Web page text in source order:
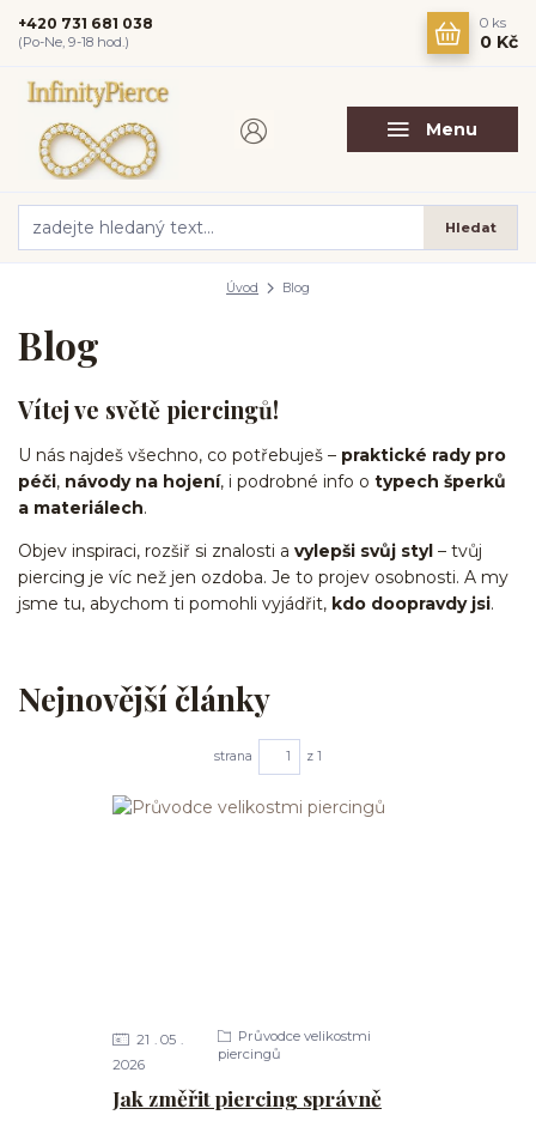
Menu
Hledat
+420 731 681 038
(Po-Ne, 9-18 hod.)
0 ks
0 Kč
Úvod Blog
Blog
Vítej ve světě piercingů!
U nás najdeš všechno, co potřebuješ – praktické rady pro
péči, návody na hojení, i podrobné info o typech šperků
a materiálech.
Objev inspiraci, rozšiř si znalosti a vylepši svůj styl – tvůj
piercing je víc než jen ozdoba. Je to projev osobnosti. A my
jsme tu, abychom ti pomohli vyjádřit, kdo doopravdy jsi.
Nejnovější články
strana z 1
Jak změřit piercing správně
21
05
2026
Průvodce velikostmi
piercingů